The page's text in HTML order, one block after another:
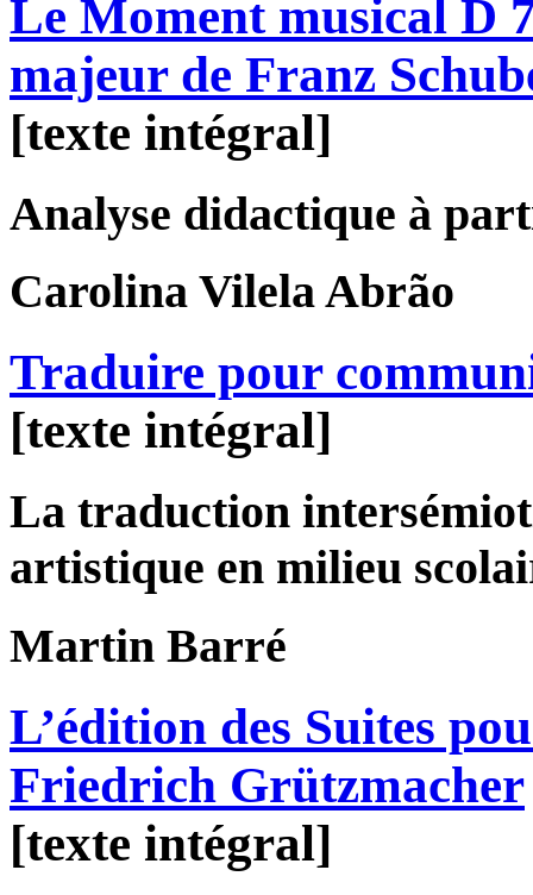
Le Moment musical D
majeur de Franz
[texte intégral]
Analyse didactique à
Carolina Vilela Abrão
Traduire pour
[texte intégral]
La traduction
artistique en milieu
Martin Barré
L’édition des Suites
Friedrich Grützmacher
[texte intégral]